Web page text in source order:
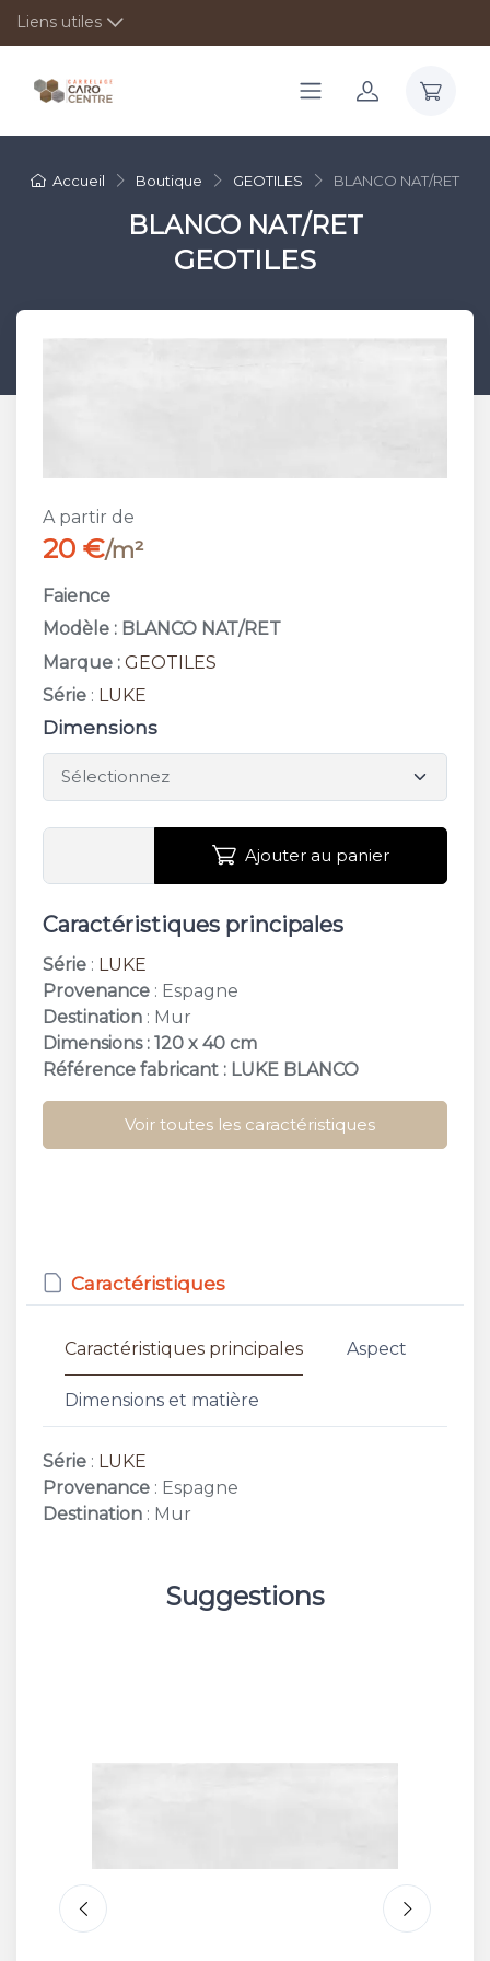
Liens utiles
Accueil Boutique GEOTILES BLANCO NAT/RET
BLANCO NAT/RET
GEOTILES
A partir de
20 €/m²
Faience
Modèle : BLANCO NAT/RET
Marque : GEOTILES
Série : LUKE
Dimensions
Ajouter au panier
Caractéristiques principales
Série : LUKE
Provenance : Espagne
Destination : Mur
Dimensions : 120 x 40 cm
Référence fabricant : LUKE BLANCO
Voir toutes les caractéristiques
Caractéristiques
Caractéristiques principales Aspect
Dimensions et matière
Série : LUKE
Provenance : Espagne
Destination : Mur
Suggestions